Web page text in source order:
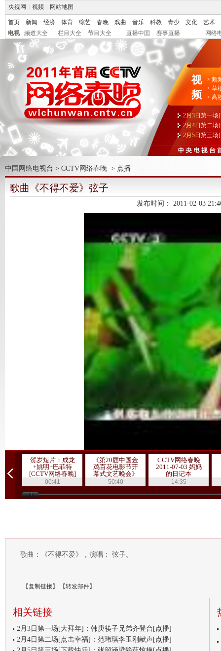
央视网 视频 网站地图
首页 新闻 经济 体育 综艺 春晚 戏曲 音乐 科教 青少 文化
艺术
电视
频道大全 栏目大全 节目大全 直播中国 赛事直播 网络
视
频
> 频
> 草
> 高
2月3日 第一场
2月4日 第二场
2月5日 第三场
中国网络电视台 > CCTV网络春晚 > 点播
歌曲《不得不爱》弦子
发布时间： 2011-02-03
贺岁短片：成龙
+姚明+巴菲特
[CCTV网络春晚]
00:41
《第20届中国金
鸡百花电影节开
幕式文艺晚会》
20111019 1/3
50:40
CCTV网络春晚
2011-07-03 妈妈
的日记本
14:35
歌曲：《不得不爱》，演唱： 弦子。
【复制链接】 【转发邮件】
相关链接
2月3日第一场[大拜年]：韩庚筷子兄弟齐登台[点播]
2月4日第二场[点击幸福]：范玮琪李玉刚献声[点播]